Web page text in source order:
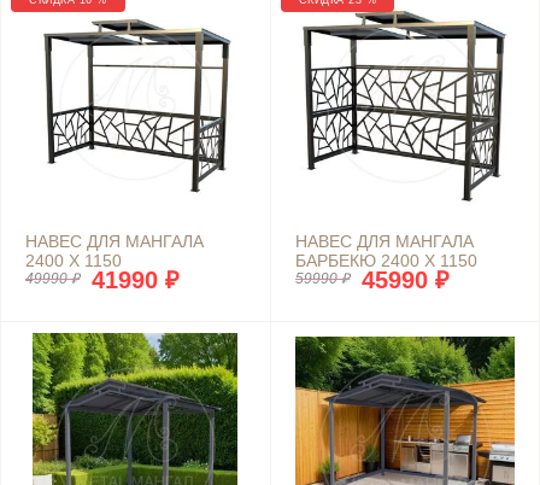
НАВЕС ДЛЯ МАНГАЛА
2400 Х 1150
49990 ₽ 41990 ₽
НАВЕС ДЛЯ МАНГАЛА
БАРБЕКЮ 2400 Х 1150
59990 ₽ 45990 ₽